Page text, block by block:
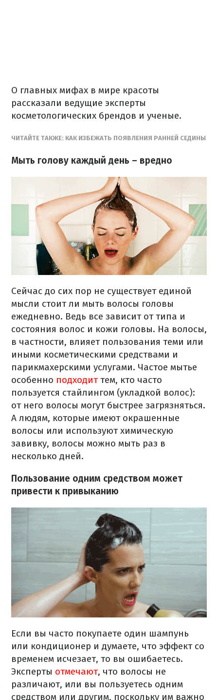
О главных мифах в мире красоты
рассказали ведущие эксперты
косметологических брендов и ученые.
ЧИТАЙТЕ ТАКЖЕ: КАК ИЗБЕЖАТЬ ПОЯВЛЕНИЯ РАННЕЙ СЕДИНЫ
Мыть голову каждый день – вредно
Сейчас до сих пор не существует единой
мысли стоит ли мыть волосы головы
ежедневно. Ведь все зависит от типа и
состояния волос и кожи головы. На волосы,
в частности, влияет пользования теми или
иными косметическими средствами и
парикмахерскими услугами. Частое мытье
особенно подходиттем, кто часто
пользуется стайлингом (укладкой волос):
от него волосы могут быстрее загрязняться.
А людям, которые имеют окрашенные
волосы или используют химическую
завивку, волосы можно мыть раз в
несколько дней.
Пользование одним средством может
привести к привыканию
Если вы часто покупаете один шампунь
или кондиционер и думаете, что эффект со
временем исчезает, то вы ошибаетесь.
Эксперты отмечают, что волосы не
различают, или вы пользуетесь одним
средством или другим, поскольку им важно